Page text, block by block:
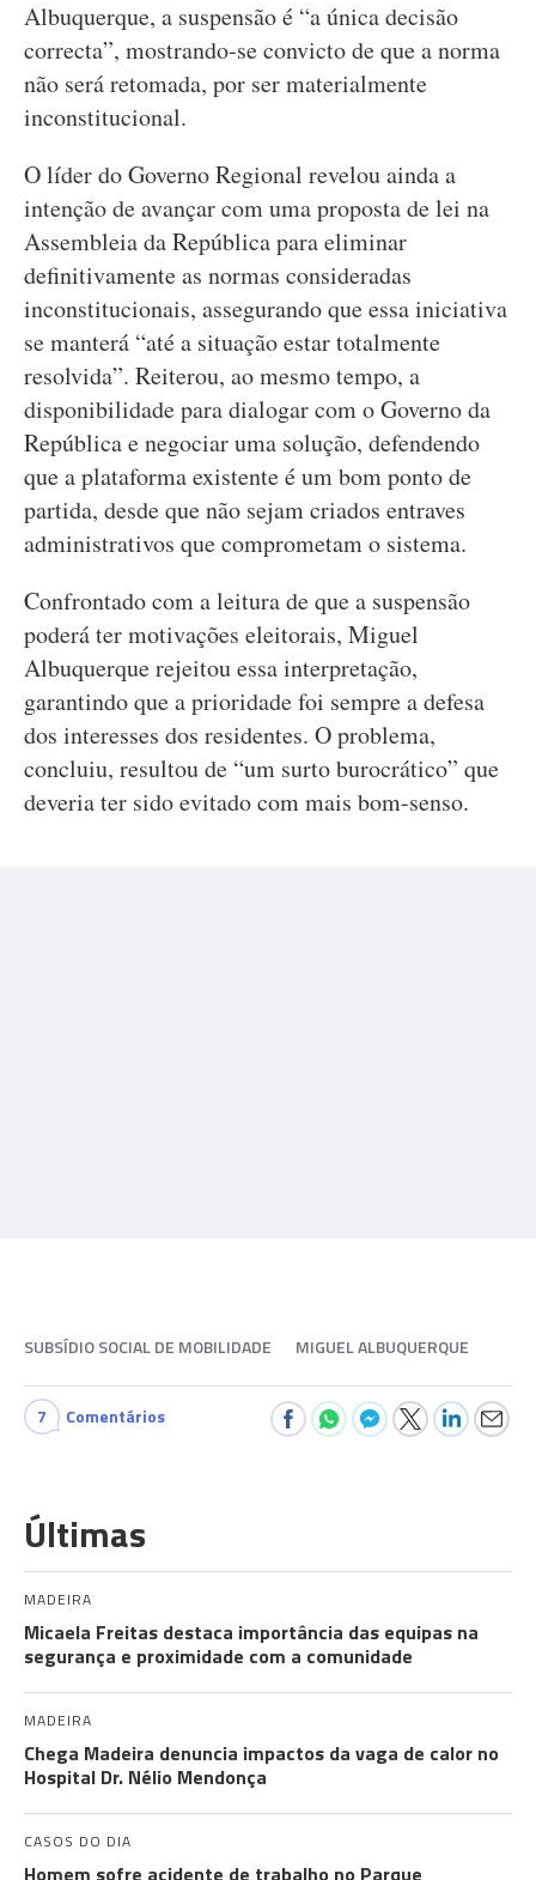
Albuquerque, a suspensão é “a única decisão
correcta”, mostrando-se convicto de que a norma
não será retomada, por ser materialmente
inconstitucional.
O líder do Governo Regional revelou ainda a
intenção de avançar com uma proposta de lei na
Assembleia da República para eliminar
definitivamente as normas consideradas
inconstitucionais, assegurando que essa iniciativa
se manterá “até a situação estar totalmente
resolvida”. Reiterou, ao mesmo tempo, a
disponibilidade para dialogar com o Governo da
República e negociar uma solução, defendendo
que a plataforma existente é um bom ponto de
partida, desde que não sejam criados entraves
administrativos que comprometam o sistema.
Confrontado com a leitura de que a suspensão
poderá ter motivações eleitorais, Miguel
Albuquerque rejeitou essa interpretação,
garantindo que a prioridade foi sempre a defesa
dos interesses dos residentes. O problema,
concluiu, resultou de “um surto burocrático” que
deveria ter sido evitado com mais bom-senso.
SUBSÍDIO SOCIAL DE MOBILIDADE MIGUEL ALBUQUERQUE
7 Comentários
Últimas
MADEIRA
Micaela Freitas destaca importância das equipas na
segurança e proximidade com a comunidade
MADEIRA
Chega Madeira denuncia impactos da vaga de calor no
Hospital Dr. Nélio Mendonça
CASOS DO DIA
Homem sofre acidente de trabalho no Parque